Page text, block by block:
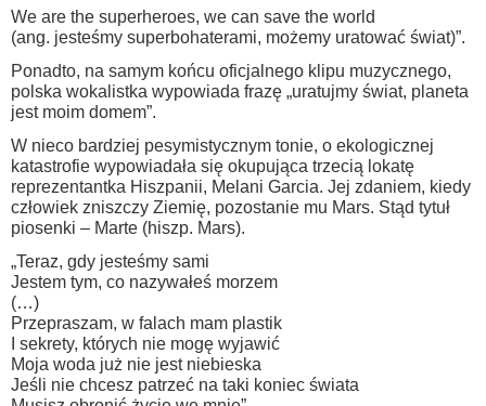
We are the superheroes, we can save the world
(ang. jesteśmy superbohaterami, możemy uratować świat)”.
Ponadto, na samym końcu oficjalnego klipu muzycznego,
polska wokalistka wypowiada frazę „uratujmy świat, planeta
jest moim domem”.
W nieco bardziej pesymistycznym tonie, o ekologicznej
katastrofie wypowiadała się okupująca trzecią lokatę
reprezentantka Hiszpanii, Melani Garcia. Jej zdaniem, kiedy
człowiek zniszczy Ziemię, pozostanie mu Mars. Stąd tytuł
piosenki – Marte (hiszp. Mars).
„Teraz, gdy jesteśmy sami
Jestem tym, co nazywałeś morzem
(…)
Przepraszam, w falach mam plastik
I sekrety, których nie mogę wyjawić
Moja woda już nie jest niebieska
Jeśli nie chcesz patrzeć na taki koniec świata